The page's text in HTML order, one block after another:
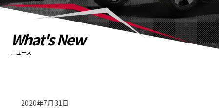
カタログ請求
PRIVACY POLICY 個人情報保護方針
What's New
ニュース
2020年7月31日